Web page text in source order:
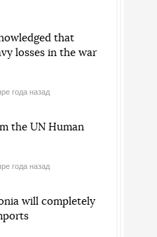
that
losses in the war
года назад
the UN Human
года назад
will completely